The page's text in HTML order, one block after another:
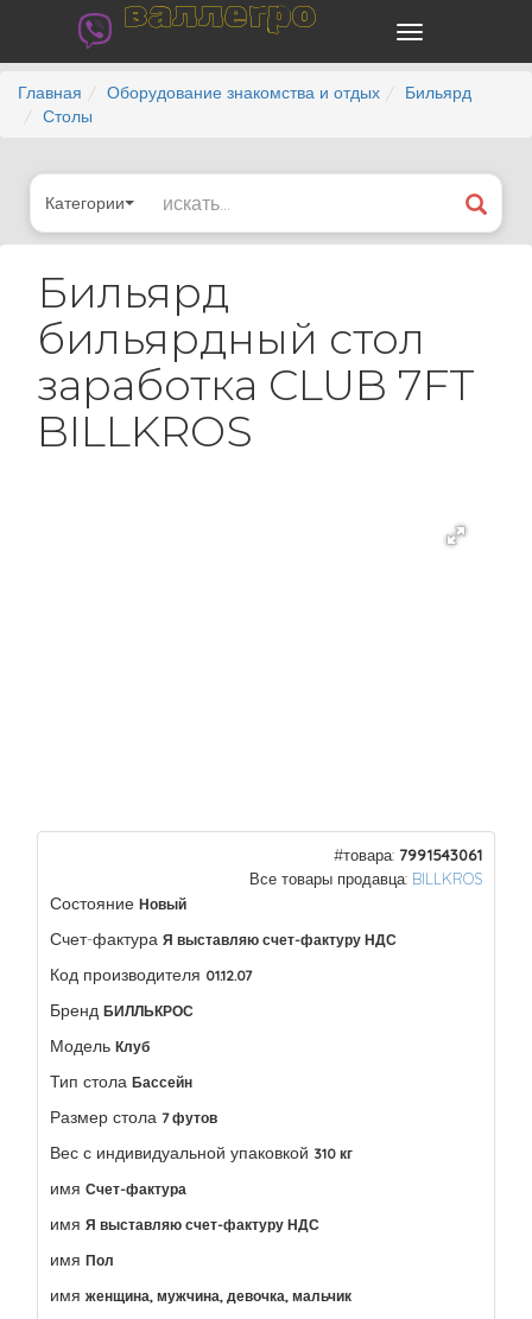
валлегро
Главная Оборудование знакомства и отдых
Бильярд
Столы
Категории
Бильярд
бильярдный стол
заработка CLUB 7FT
BILLKROS
#товара: 7991543061
Все товары продавца: BILLKROS
Состояние Новый
Счет-фактура Я выставляю счет-фактуру НДС
Код производителя 01.12.07
Бренд БИЛЛЬКРОС
Модель Клуб
Тип стола Бассейн
Размер стола 7 футов
Вес с индивидуальной упаковкой 310 кг
имя Счет-фактура
имя Я выставляю счет-фактуру НДС
имя Пол
имя женщина, мужчина, девочка, мальчик